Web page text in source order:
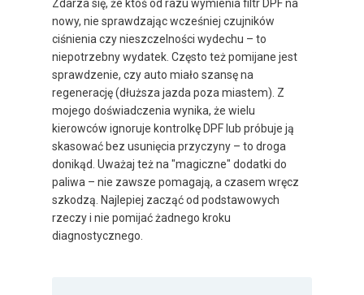
Zdarza się, że ktoś od razu wymienia filtr DPF na
nowy, nie sprawdzając wcześniej czujników
ciśnienia czy nieszczelności wydechu – to
niepotrzebny wydatek. Często też pomijane jest
sprawdzenie, czy auto miało szansę na
regenerację (dłuższa jazda poza miastem). Z
mojego doświadczenia wynika, że wielu
kierowców ignoruje kontrolkę DPF lub próbuje ją
skasować bez usunięcia przyczyny – to droga
donikąd. Uważaj też na "magiczne" dodatki do
paliwa – nie zawsze pomagają, a czasem wręcz
szkodzą. Najlepiej zacząć od podstawowych
rzeczy i nie pomijać żadnego kroku
diagnostycznego.